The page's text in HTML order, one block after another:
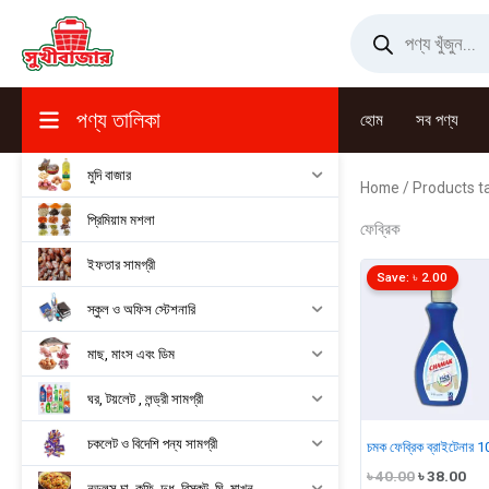
content
search
পণ্য তালিকা হোম সব পণ্য
মুদি বাজার
প্রিমিয়াম মশলা
ইফতার সামগ্রী
স্কুল ও অফিস স্টেশনারি
মাছ, মাংস এবং ডিম
ঘর, টয়লেট , লন্ড্রী সামগ্রী
চকলেট ও বিদেশি পন্য সামগ্রী
Home / Products
ফেব্রিক
চমক ফেব্রিক ব্রাইটেনার
৳40.00Original
৳38.00
Save:৳ 2.00